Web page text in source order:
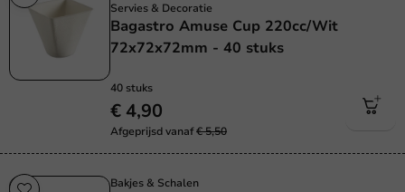
Servies & Decoratie
Bagastro Amuse Cup 220cc/Wit
72x72x72mm - 40 stuks
40 stuks
€ 4,90
Afgeprijsd vanaf€ 5,50
Bakjes & Schalen